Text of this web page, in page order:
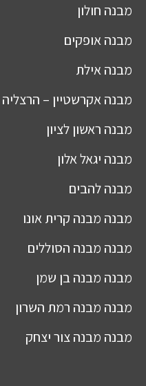
מבנה חולון
מבנהאופקים
מבנהאילת
מבנהאקרשטיין – הרצליה
מבנה ראשון לציון
מבנה יגאל אלון
מבנהלהבים
מבנה מבנה קרית אונו
מבנה מבנה הסוללים
מבנה מבנה בן שמן
מבנה מבנה רמת השרון
מבנה מבנה צור יצחק